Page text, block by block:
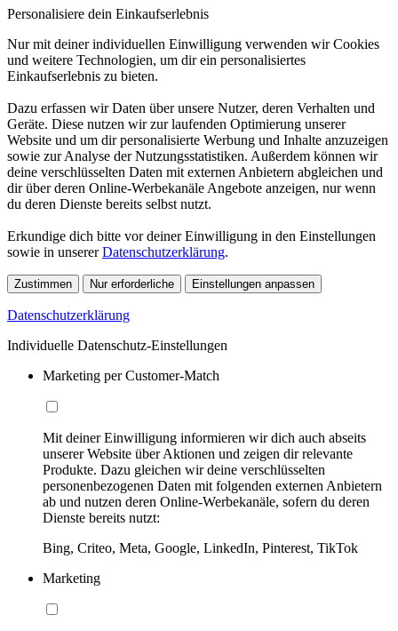
Personalisiere dein Einkaufserlebnis
Nur mit deiner individuellen Einwilligung verwenden wir Cookies
und weitere Technologien, um dir ein personalisiertes
Einkaufserlebnis zu bieten.
Dazu erfassen wir Daten über unsere Nutzer, deren Verhalten und
Geräte. Diese nutzen wir zur laufenden Optimierung unserer
Website und um dir personalisierte Werbung und Inhalte anzuzeigen
sowie zur Analyse der Nutzungsstatistiken. Außerdem können wir
deine verschlüsselten Daten mit externen Anbietern abgleichen und
dir über deren Online-Werbekanäle Angebote anzeigen, nur wenn
du deren Dienste bereits selbst nutzt.
Erkundige dich bitte vor deiner Einwilligung in den Einstellungen
sowie in unsererDatenschutzerklärung.
Zustimmen Nur erforderliche Einstellungen anpassen
Datenschutzerklärung
Individuelle Datenschutz-Einstellungen
Marketing per Customer-Match
Mit deiner Einwilligung informieren wir dich auch abseits
unserer Website über Aktionen und zeigen dir relevante
Produkte. Dazu gleichen wir deine verschlüsselten
personenbezogenen Daten mit folgenden externen Anbietern
ab und nutzen deren Online-Werbekanäle, sofern du deren
Dienste bereits nutzt:
Bing, Criteo, Meta, Google, LinkedIn, Pinterest, TikTok
Marketing